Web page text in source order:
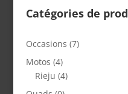
Catégories de
Occasions (7)
Motos (4)
Rieju (4)